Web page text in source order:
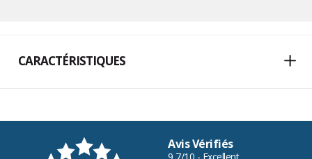
CARACTÉRISTIQUES
Avis Vérifiés